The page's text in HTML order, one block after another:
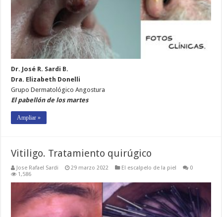
Dr. José R. Sardi B.
Dra. Elizabeth Donelli
Grupo Dermatológico Angostura
El pabellón de los martes
Ampliar »
Vitiligo. Tratamiento quirúgico
Jose Rafael Sardi 29 marzo 2022 El escalpelo de la piel
0
1,586